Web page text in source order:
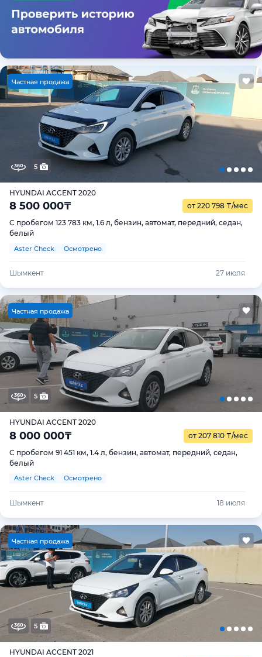
Частная продажа
5
HYUNDAI ACCENT 2020
8 500 000₸ от 220 798 ₸/мес
С пробегом 123 783 км, 1.6 л, бензин, автомат, передний, седан,
белый
Aster Check Осмотрено
Шымкент 27 июля
Частная продажа
5
HYUNDAI ACCENT 2020
8 000 000₸ от 207 810 ₸/мес
С пробегом 91 451 км, 1.4 л, бензин, автомат, передний, седан,
белый
Aster Check Осмотрено
Шымкент 18 июля
Частная продажа
5
HYUNDAI ACCENT 2021